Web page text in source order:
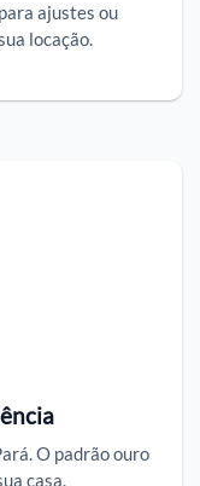
ajustes ou
locação.
O padrão ouro
casa.